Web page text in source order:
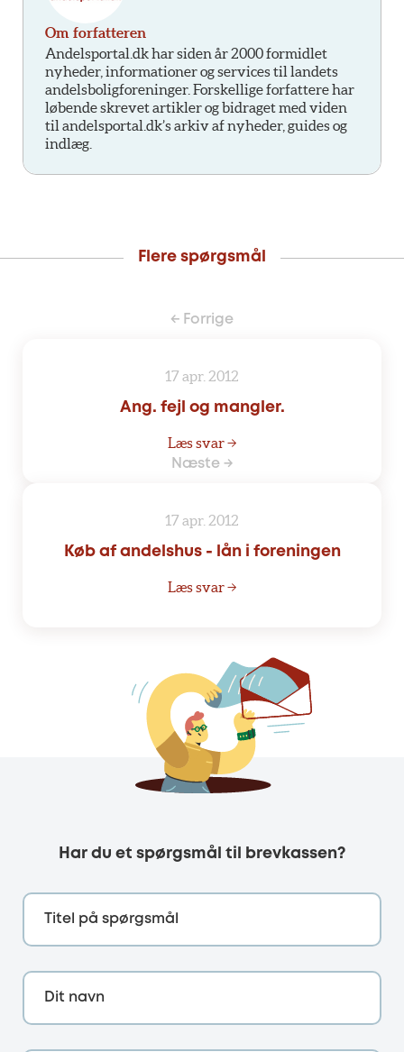
Om forfatteren
Andelsportal.dk har siden år 2000 formidlet
nyheder, informationer og services til landets
andelsboligforeninger. Forskellige forfattere har
løbende skrevet artikler og bidraget med viden
til andelsportal.dk’s arkiv af nyheder, guides og
indlæg.
Flere spørgsmål
← Forrige
17 apr. 2012
Ang. fejl og mangler.
Læs svar →
Næste →
17 apr. 2012
Køb af andelshus - lån i foreningen
Læs svar →
Har du et spørgsmål til brevkassen?
Titel på spørgsmål
Dit navn